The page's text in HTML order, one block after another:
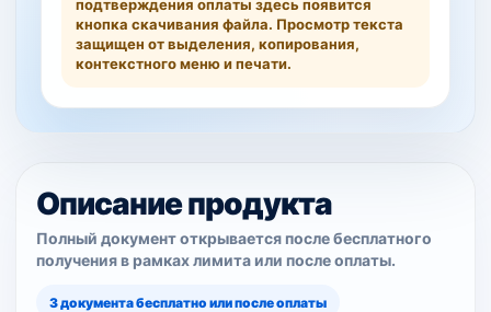
подтверждения оплаты здесь появится
кнопка скачивания файла. Просмотр текста
защищен от выделения, копирования,
контекстного меню и печати.
Описание продукта
Полный документ открывается после бесплатного
получения в рамках лимита или после оплаты.
3 документа бесплатно или после оплаты